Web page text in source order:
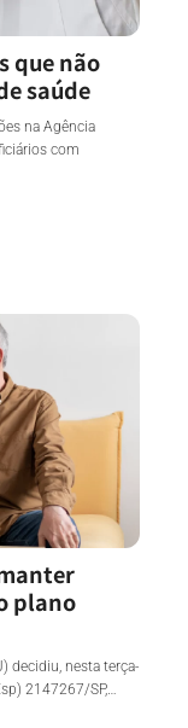
que não
saúde
na Agência
com
plano
decidiu, nesta terça-
2147267/SP,…